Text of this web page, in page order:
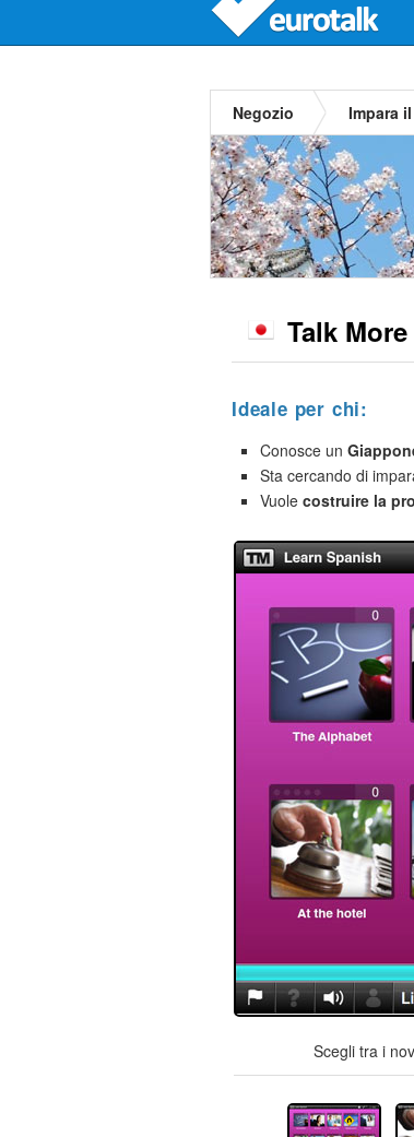
Negozio Impara
Talk More
Ideale per chi:
Conosce un
Sta cercando di
Vuole costruire la
Scegli tra i